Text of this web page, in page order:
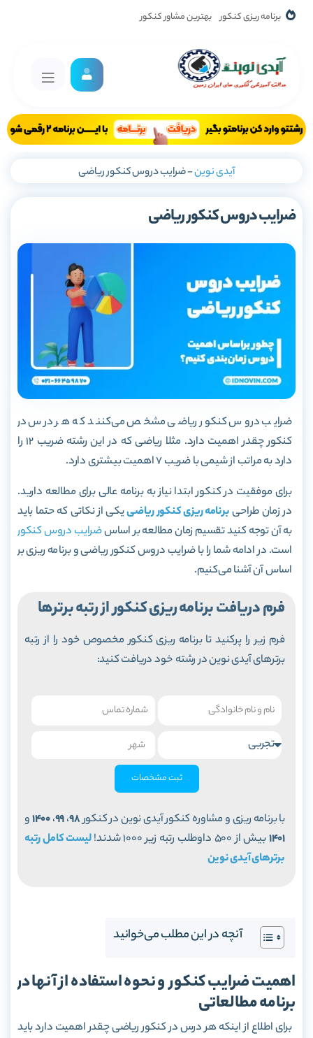
برنامه ریزی کنکور بهترین مشاور کنکور
آیدی نوین-ضرایب دروس کنکور ریاضی
ضرایب دروس کنکور ریاضی
ضرایب دروس کنکور ریاضی مشخص می‌کنند که هر درس در
کنکور چقدر اهمیت دارد. مثلا ریاضی که در این رشته ضریب 12 را
دارد به مراتب از شیمی با ضریب 7 اهمیت بیشتری دارد.
برای موفقیت در کنکور ابتدا نیاز به برنامه عالی برای مطالعه دارید.
در زمان طراحیبرنامه ریزی کنکور ریاضییکی از نکاتی که حتما باید
به آن توجه کنید تقسیم زمان مطالعه بر اساسضرایب دروس کنکور
است. در ادامه شما را با ضرایب دروس کنکور ریاضی و برنامه ریزی بر
اساس آن آشنا می‌کنیم.
فرم دریافت برنامه ریزی کنکور از رتبه برترها
فرم زیر را پرکنید تا برنامه ریزی کنکور مخصوص خود را از رتبه
برترهای آیدی نوین در رشته خود دریافت کنید:
ثبت مشخصات
با برنامه ریزی و مشاوره کنکور آیدی نوین در کنکور98،99،1400و
1401بیش از 500 داوطلب رتبه زیر 1000 شدند!
لیست کامل رتبه
برترهای آیدی نوین
آنچه در این مطلب می‌خوانید
اهمیت ضرایب کنکور و نحوه استفاده از آنها در
برنامه مطالعاتی
برای اطلاع از اینکه هر درس در کنکور ریاضی چقدر اهمیت دارد باید